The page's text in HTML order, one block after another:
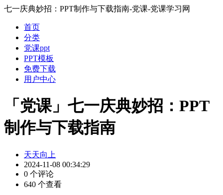
七一庆典妙招：PPT制作与下载指南-党课-党课学习网
首页
分类
党课ppt
PPT模板
免费下载
用户中心
「党课」七一庆典妙招：PPT
制作与下载指南
天天向上
2024-11-08 00:34:29
0 个评论
640 个查看